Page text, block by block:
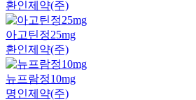
환인제약(주)
아고틴정25mg
환인제약(주)
뉴프람정10mg
명인제약(주)